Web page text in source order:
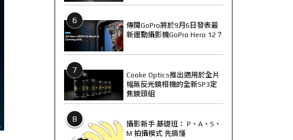
6
傳聞GoPro將於9月6日發表最
新運動攝影機GoPro Hero 12？
7
Cooke Optics推出適用於全片
幅無反光鏡相機的全新SP3定
焦鏡頭組
8
攝影新手 基礎班： P、A、S、
M 拍攝模式 先搞懂